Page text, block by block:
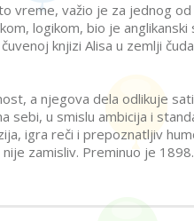
vreme, važio je za jednog od
logikom, bio je anglikanski
knjizi Alisa u zemlji
a njegova dela odlikuje
u smislu ambicija i
igra reči i prepoznatljiv
zamisliv. Preminuo je